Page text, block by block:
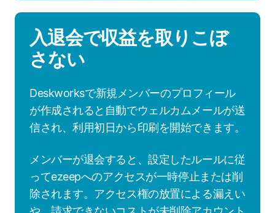
入退会で収益を取りこぼ
さない
Deskworksで新規メンバーのプロフィール
が作成されると自動でウェルカムメールが送
信され、利用初日から印刷を開始できます。
メンバーが退会すると、設定したルールに従
ってezeepへのアクセスが一時停止または削
除されます。アクセス権の放置による漏えい